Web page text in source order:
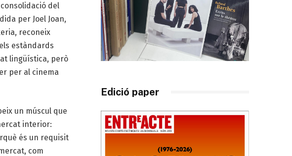
del
per Joel Joan,
reconeix
estàndards
lingüística, però
per al cinema
un múscul que
interior:
és un requisit
com
Edició paper